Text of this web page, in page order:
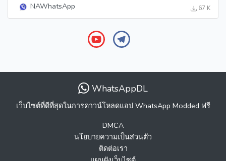
NAWhatsApp 67 K
WhatsAppDL
เว็บไซต์ที่ดีที่สุดในการดาวน์โหลดแอป WhatsApp Modded ฟรี
DMCA
นโยบายความเป็นส่วนตัว
ติดต่อเรา